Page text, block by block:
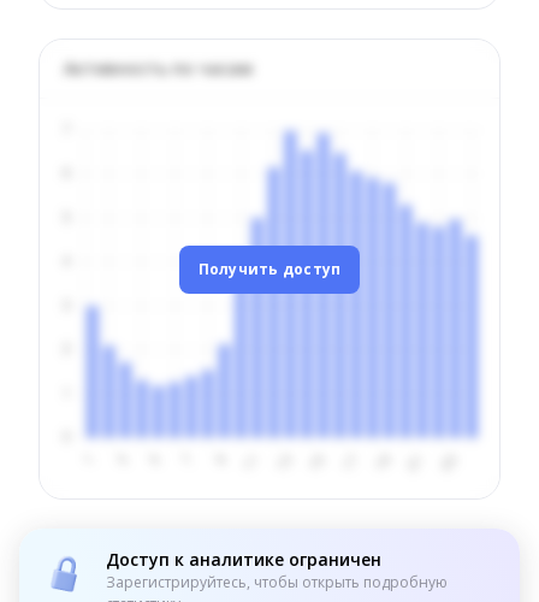
Активность по часам
Получить доступ
Доступ к аналитике ограничен
Зарегистрируйтесь, чтобы открыть подробную